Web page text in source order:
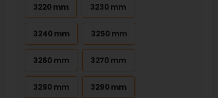
3220 mm 3230 mm
3240 mm 3250 mm
3260 mm 3270 mm
3280 mm 3290 mm